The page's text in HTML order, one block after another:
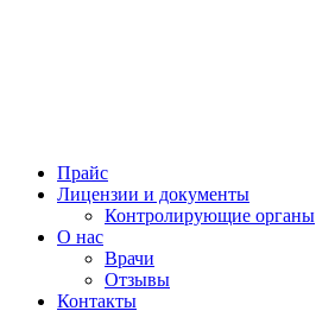
Прайс
Лицензии и документы
Контролирующие органы
О нас
Врачи
Отзывы
Контакты